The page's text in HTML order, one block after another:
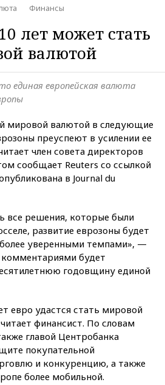
Финансы
лет может стать
валютой
единая европейская валюта
мировой валютой в следующие
преуспеют в усилении ее
член совета директоров
сообщает Reuters со ссылкой
в Journal du
все решения, которые были
развитие еврозоны будет
уверенными темпами», —
комментариями будет
годовщину единой
евро удастся стать мировой
финансист. По словам
главой Центробанка
покупательной
и конкуренцию, а также
более мобильной.